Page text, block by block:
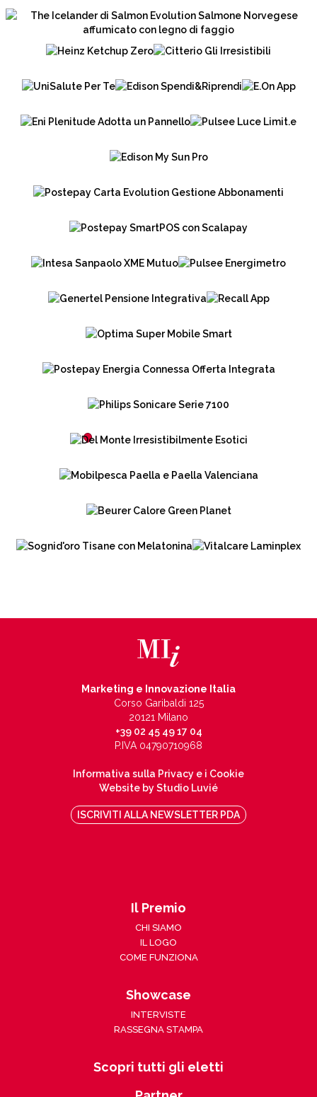
Marketing e Innovazione Italia
Corso Garibaldi 125
20121 Milano
+39 02 45 49 17 04
P.IVA 04790710968
Informativa sulla Privacy e i Cookie
Website by Studio Luvié
ISCRIVITI ALLA NEWSLETTER PDA
Il Premio
CHI SIAMO
IL LOGO
COME FUNZIONA
Showcase
INTERVISTE
RASSEGNA STAMPA
Scopri tutti gli eletti